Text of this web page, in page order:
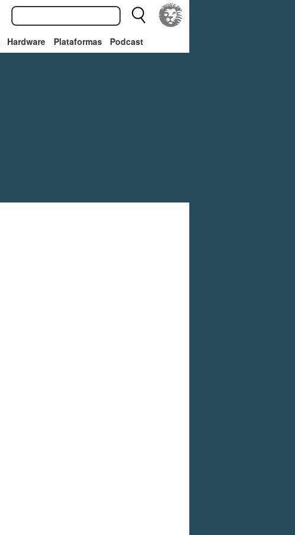
Hardware Plataformas Podcast